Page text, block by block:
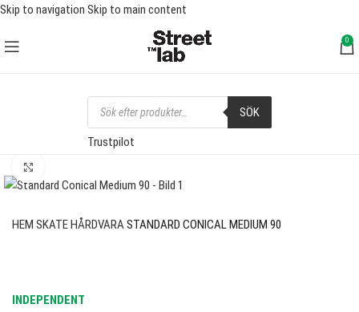
Skip to navigation Skip to main content
FRI FRAKT ÖVER 1000 SEK
0
SÖK
Trustpilot
HEM SKATEHÅRDVARASTANDARD CONICAL MEDIUM 90
INDEPENDENT